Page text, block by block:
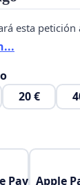
esta petición
20 €
Pay Apple